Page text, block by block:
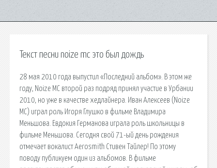
Текст песни noize mc это был дождь
28 мая 2010 года выпустил «Последний альбом». В этом же
году, Noize MC второй раз подряд принял участие в Урбании
2010, но уже в качестве хедлайнера. Иван Алексеев (Noize
MC) играл роль Игоря Глушко в фильме Владимира
Меньшова. Евдокия Германова играла роль школьницы в
фильме Меньшова. Сегодня свой 71-ый день рождения
отмечает вокалист Aerosmith Стивен Тайлер! По этому
поводу публикуем один из альбомов. В фильме